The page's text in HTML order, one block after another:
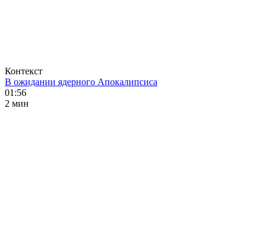
Контекст
В ожидании ядерного Апокалипсиса
01:56
2 мин